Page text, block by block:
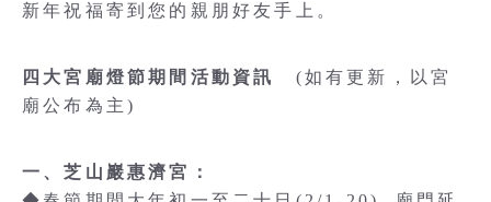
新年祝福寄到您的親朋好友手上。
四大宮廟燈節期間活動資訊 (如有更新，以宮
廟公布為主)
一、芝山巖惠濟宮：